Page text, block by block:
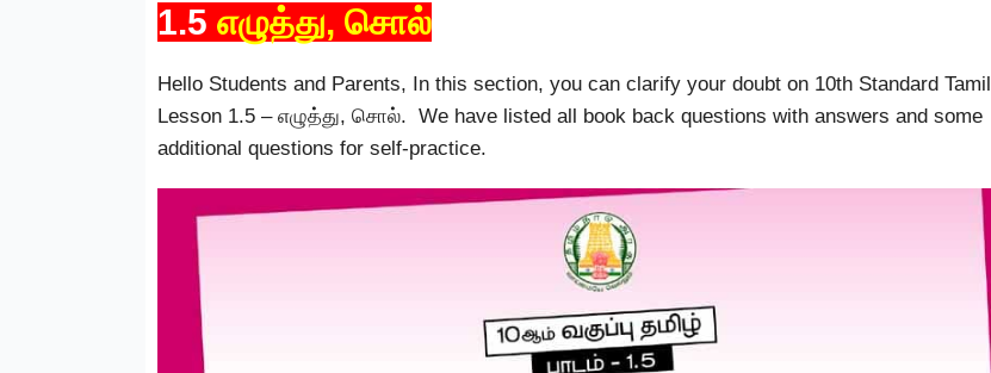
1.5 எழுத்து, சொல்
Hello Students and Parents, In this section, you can clarify your doubt on 10th Standard Tamil
Lesson 1.5 – எழுத்து, சொல். We have listed all book back questions with answers and some
additional questions for self-practice.